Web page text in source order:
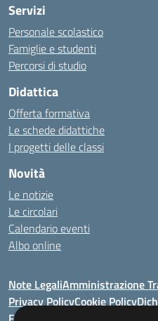
Servizi
Personale scolastico
Famiglie e studenti
Percorsi di studio
Didattica
Offerta formativa
Le schede didattiche
I progetti delle classi
Novità
Le notizie
Le circolari
Calendario eventi
Albo online
Note LegaliAmministrazione
Privacy PolicyCookie Policy